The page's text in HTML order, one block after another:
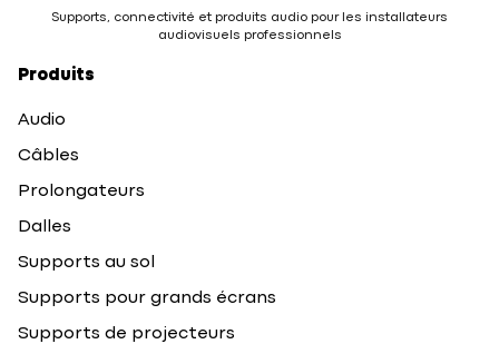
Supports, connectivité et produits audio pour les installateurs
audiovisuels professionnels
Produits
Audio
Câbles
Prolongateurs
Dalles
Supports au sol
Supports pour grands écrans
Supports de projecteurs